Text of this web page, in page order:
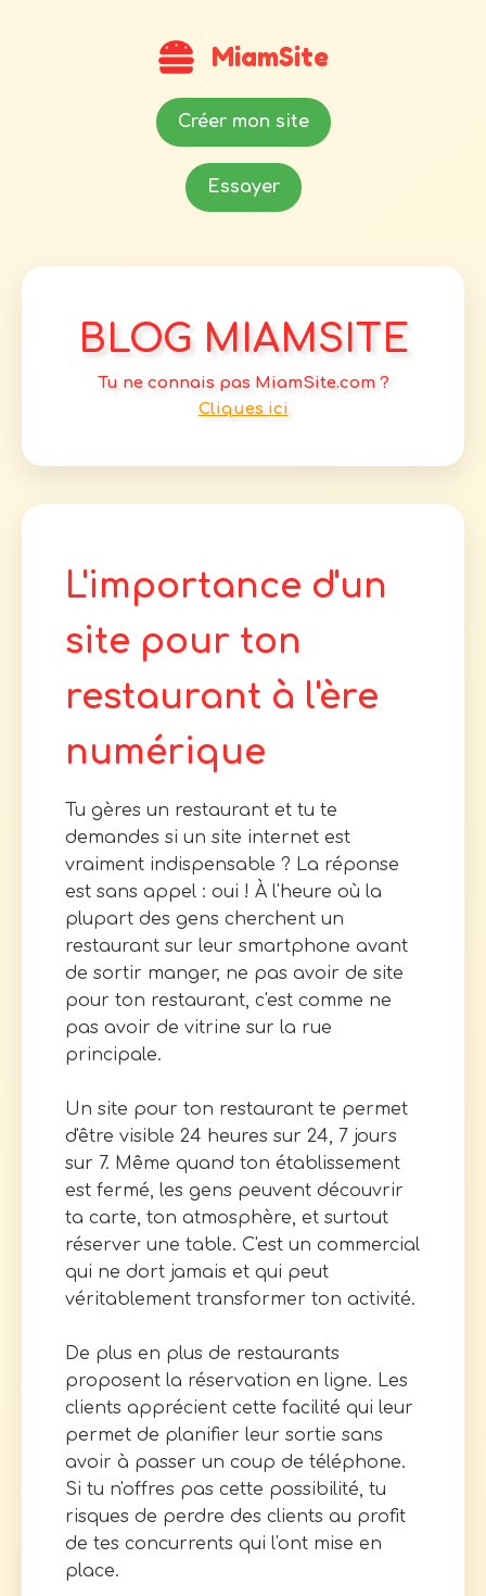
MiamSite
Créer mon site
Essayer
BLOG MIAMSITE
Tu ne connais pas MiamSite.com ?
Cliques ici
L'importance d'un
site pour ton
restaurant à l'ère
numérique
Tu gères un restaurant et tu te
demandes si un site internet est
vraiment indispensable ? La réponse
est sans appel : oui ! À l'heure où la
plupart des gens cherchent un
restaurant sur leur smartphone avant
de sortir manger, ne pas avoir de site
pour ton restaurant, c'est comme ne
pas avoir de vitrine sur la rue
principale.
Un site pour ton restaurant te permet
d'être visible 24 heures sur 24, 7 jours
sur 7. Même quand ton établissement
est fermé, les gens peuvent découvrir
ta carte, ton atmosphère, et surtout
réserver une table. C'est un commercial
qui ne dort jamais et qui peut
véritablement transformer ton activité.
De plus en plus de restaurants
proposent la réservation en ligne. Les
clients apprécient cette facilité qui leur
permet de planifier leur sortie sans
avoir à passer un coup de téléphone.
Si tu n'offres pas cette possibilité, tu
risques de perdre des clients au profit
de tes concurrents qui l'ont mise en
place.